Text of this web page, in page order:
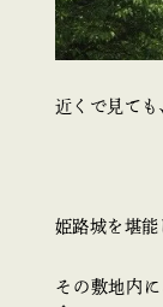
近くで見ても
姫路城を堪能
その敷地内